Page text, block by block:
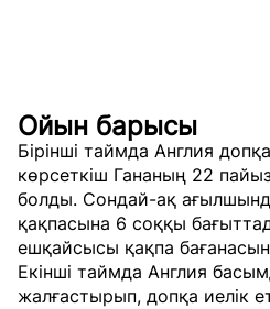
Ойын барысы
Бірінші таймда Англия
көрсеткіш Гананың 22
болды. Сондай-ақ
қақпасына 6 соққы
ешқайсысы қақпа
Екінші таймда Англия
жалғастырып, допқа иелік